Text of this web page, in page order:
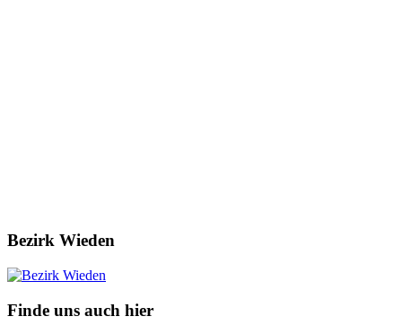
Bezirk Wieden
Finde uns auch hier